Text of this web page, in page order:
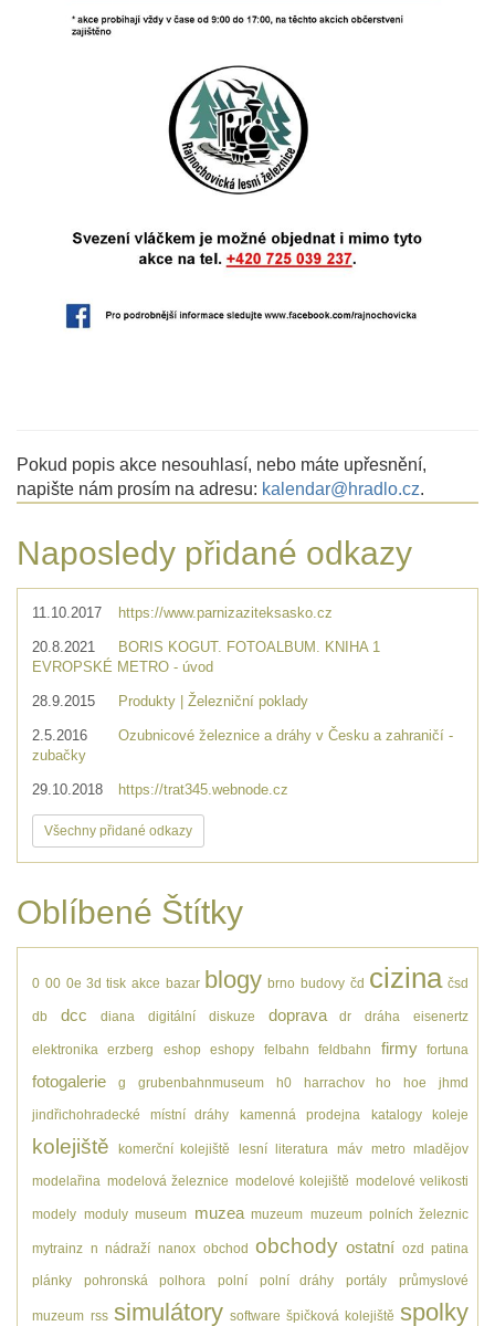
Pokud popis akce nesouhlasí, nebo máte upřesnění,
napište nám prosím na adresu: kalendar@hradlo.cz.
Naposledy přidané odkazy
11.10.2017 https://www.parnizaziteksasko.cz
20.8.2021
BORIS KOGUT. FOTOALBUM. KNIHA 1
EVROPSKÉ METRO - úvod
28.9.2015 Produkty | Železniční poklady
2.5.2016
Ozubnicové železnice a dráhy v Česku a zahraničí -
zubačky
29.10.2018 https://trat345.webnode.cz
Všechny přidané odkazy
Oblíbené Štítky
0 00 0e 3d tisk akce bazar blogy brno budovy čd cizina čsd
db dcc diana digitální diskuze doprava dr dráha eisenertz
elektronika erzberg eshop eshopy felbahn feldbahn firmy fortuna
fotogalerie g grubenbahnmuseum h0 harrachov ho hoe jhmd
jindřichohradecké místní dráhy kamenná prodejna katalogy koleje
kolejiště komerční kolejiště lesní literatura máv metro mladějov
modelařina modelová železnice modelové kolejiště modelové velikosti
modely moduly museum muzea muzeum muzeum polních železnic
mytrainz n nádraží nanox obchod obchody ostatní ozd patina
plánky pohronská polhora polní polní dráhy portály průmyslové
muzeum rss simulátory software špičková kolejiště spolky